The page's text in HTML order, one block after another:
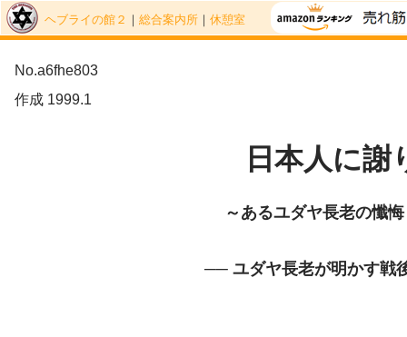
ヘブライの館２ ｜ 総合案内所 ｜ 休憩室
No.a6fhe803
作成 1999.1
日本人に謝
～あるユダヤ長老の懺
── ユダヤ長老が明かす戦